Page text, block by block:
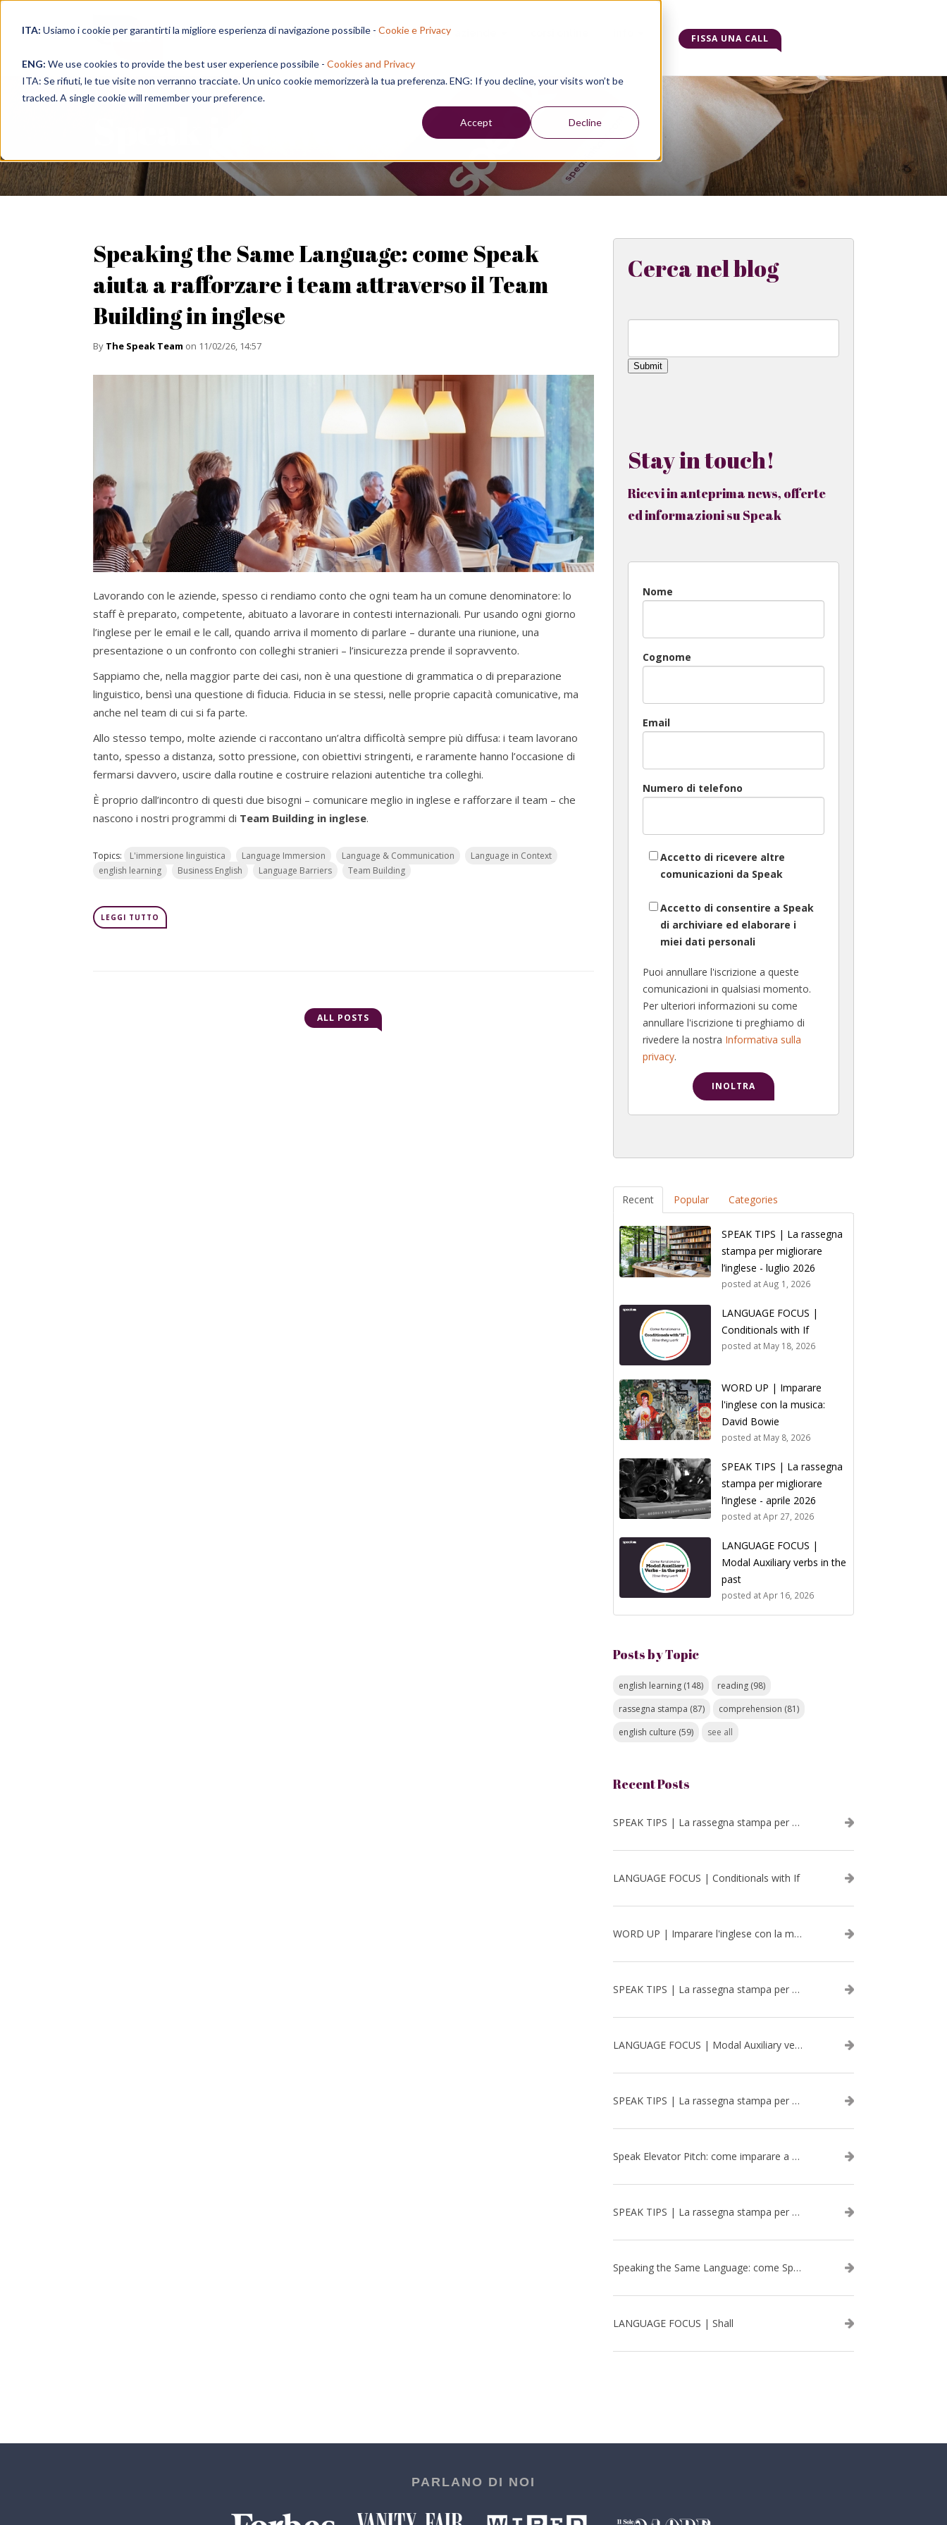
ITA: Usiamo i cookie per garantirti la migliore esperienza di navigazione possibile - Cookie e Privacy
ENG: We use cookies to provide the best user experience possibile - Cookies and Privacy
ITA: Se rifiuti, le tue visite non verranno tracciate. Un unico cookie memorizzerà la tua preferenza. ENG: If you decline, your visits won’t be
tracked. A single cookie will remember your preference.
Accept Decline
full immersion residenziali per aziende FISSA UNA CALL
Speaking the Same Language: come Speak
aiuta a rafforzare i team attraverso il Team
Building in inglese
By The Speak Team on 11/02/26, 14:57
Lavorando con le aziende, spesso ci rendiamo conto che ogni team ha un comune denominatore: lo
staff è preparato, competente, abituato a lavorare in contesti internazionali. Pur usando ogni giorno
l’inglese per le email e le call, quando arriva il momento di parlare – durante una riunione, una
presentazione o un confronto con colleghi stranieri – l’insicurezza prende il sopravvento.
Sappiamo che, nella maggior parte dei casi, non è una questione di grammatica o di preparazione
linguistico, bensì una questione di fiducia. Fiducia in se stessi, nelle proprie capacità comunicative, ma
anche nel team di cui si fa parte.
Allo stesso tempo, molte aziende ci raccontano un’altra difficoltà sempre più diffusa: i team lavorano
tanto, spesso a distanza, sotto pressione, con obiettivi stringenti, e raramente hanno l’occasione di
fermarsi davvero, uscire dalla routine e costruire relazioni autentiche tra colleghi.
È proprio dall’incontro di questi due bisogni – comunicare meglio in inglese e rafforzare il team – che
nascono i nostri programmi di Team Building in inglese.
Topics: L'immersione linguistica Language Immersion Language & Communication
Language in Context
english learning
Business English Language Barriers Team Building
LEGGI TUTTO
ALL POSTS
Cerca nel blog
Submit
Stay in touch!
Ricevi in anteprima news, offerte
ed informazioni su Speak
Nome
Cognome
Email
Numero di telefono
Accetto di ricevere altre
comunicazioni da Speak
Accetto di consentire a Speak
di archiviare ed elaborare i
miei dati personali
Puoi annullare l'iscrizione a queste
comunicazioni in qualsiasi momento.
Per ulteriori informazioni su come
annullare l'iscrizione ti preghiamo di
rivedere la nostra Informativa sulla
privacy.
Recent Popular Categories
SPEAK TIPS | La rassegna
stampa per migliorare
l’inglese - luglio 2026
posted atAug 1, 2026
LANGUAGE FOCUS |
Conditionals with If
posted at May 18, 2026
WORD UP | Imparare
l'inglese con la musica:
David Bowie
posted at May 8, 2026
SPEAK TIPS | La rassegna
stampa per migliorare
l’inglese - aprile 2026
posted atApr 27, 2026
LANGUAGE FOCUS |
Modal Auxiliary verbs in the
past
posted atApr 16, 2026
Posts by Topic
english learning (148) reading (98)
rassegna stampa (87) comprehension (81)
english culture (59) see all
Recent Posts
SPEAK TIPS | La rassegna stampa per migliorare l’inglese - luglio 2026
LANGUAGE FOCUS | Conditionals with If
WORD UP | Imparare l'inglese con la musica: David Bowie
SPEAK TIPS | La rassegna stampa per migliorare l’inglese - aprile 2026
LANGUAGE FOCUS | Modal Auxiliary verbs in the past
SPEAK TIPS | La rassegna stampa per migliorare l’inglese - marzo 2026
Speak Elevator Pitch: come imparare a gestire una presentazione in inglese
SPEAK TIPS | La rassegna stampa per migliorare l’inglese - febbraio 2026
Speaking the Same Language: come Speak aiuta a rafforzare i team attraverso il Team Building in inglese
LANGUAGE FOCUS | Shall
PARLANO DI NOI